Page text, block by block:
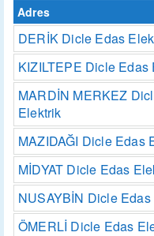
Adres
DERİK Dicle Edas
KIZILTEPE Dicle Edas
MARDİN MERKEZ
Elektrik
MAZIDAĞI Dicle Edas
MİDYAT Dicle Edas
NUSAYBİN Dicle
ÖMERLİ Dicle Edas